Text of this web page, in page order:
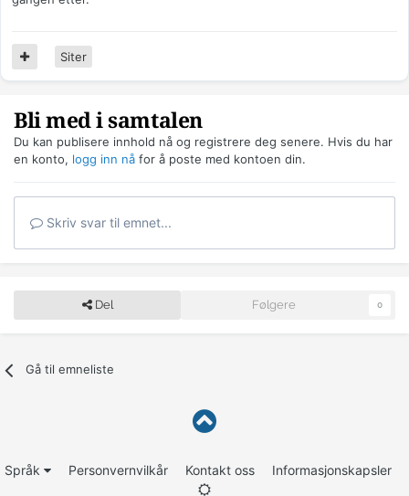
Siter
Bli med i samtalen
Du kan publisere innhold nå og registrere deg senere. Hvis du har
en konto, logg inn nå for å poste med kontoen din.
Skriv svar til emnet...
Del Følgere 0
Gå til emneliste
Språk Personvernvilkår Kontakt oss Informasjonskapsler